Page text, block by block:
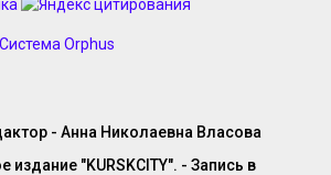
- Анна Николаевна Власова
издание "KURSKCITY". - Запись в